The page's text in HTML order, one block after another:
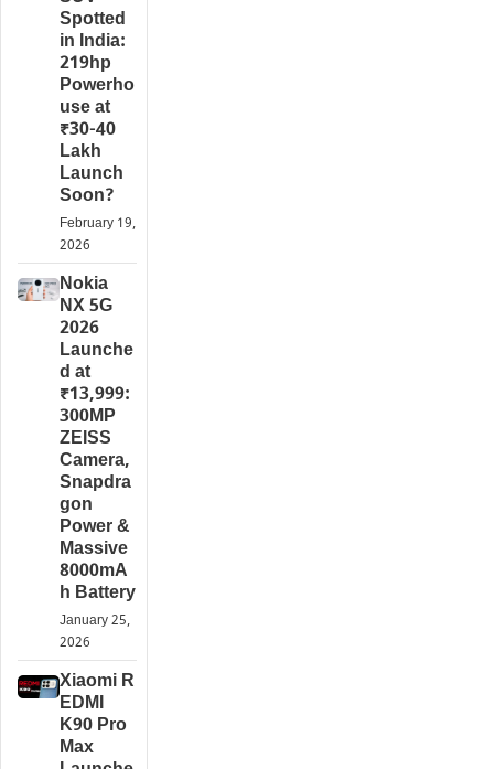
Spotted
in India:
219hp
Powerho
use at
₹30-40
Lakh
Launch
Soon?
February 19,
2026
Nokia
NX 5G
2026
Launche
d at
₹13,999:
300MP
ZEISS
Camera,
Snapdra
gon
Power &
Massive
8000mA
h Battery
January 25,
2026
Xiaomi R
EDMI
K90 Pro
Max